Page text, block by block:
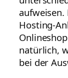
Hosting-
natürlich,
bei der